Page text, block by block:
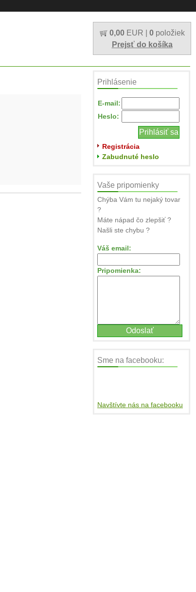
0,00 EUR | 0 položiek
Prejsť do košíka
Prihlásenie
E-mail:
Heslo:
Registrácia
Zabudnuté heslo
Vaše pripomienky
Chýba Vám tu nejaký tovar
?
Máte nápad čo zlepšiť ?
Našli ste chybu ?
Váš email:
Pripomienka:
Sme na facebooku:
Navštívte nás na facebooku